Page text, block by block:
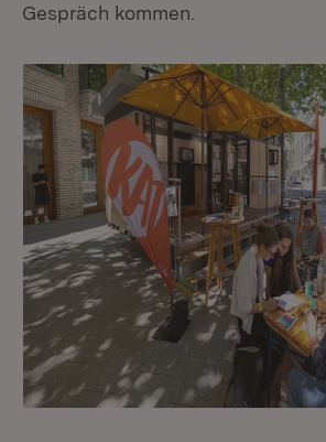
Gespräch kommen.